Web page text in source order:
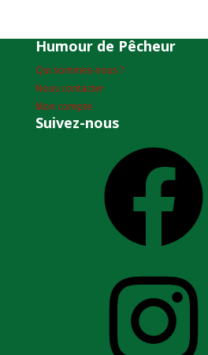
Humour de Pêcheur
Qui sommes-nous ?
Nous contacter
Mon compte
Suivez-nous